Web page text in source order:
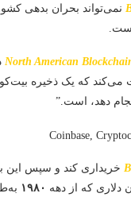
نمی‌تواند بحران بدهی
North American
می‌کند که یک ذخیره
دهد، است.”
خریداری کند و سپس این
دلاری که از دهه ۱۹۸۰